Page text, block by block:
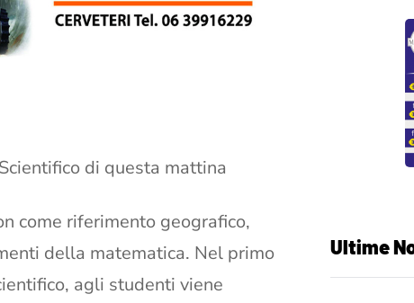
di questa mattina
come riferimento geografico,
della matematica. Nel primo
agli studenti viene
Ultime